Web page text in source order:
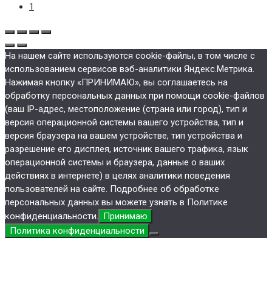
1
На нашем сайте используются cookie-файлы, в том числе с
использованием сервисов вэб-аналитики Яндекс.Метрика.
Нажимая кнопку «ПРИНИМАЮ», вы соглашаетесь на
обработку персональных данных при помощи cookie-файлов
(ваш IP-адрес, местоположение (страна или город), тип и
версия операционной системы вашего устройства, тип и
версия браузера на вашем устройстве, тип устройства и
разрешение его дисплея, источник вашего трафика, язык
операционной системы и браузера, данные о ваших
действиях в интернете) в целях аналитики поведения
пользователей на сайте. Подробнее об обработке
персональных данных вы можете узнать в Политике
конфиденциальности. Принимаю
Политика конфиденциальности